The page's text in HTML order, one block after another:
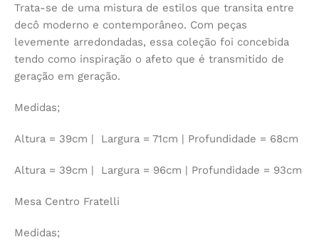
Trata-se de uma mistura de estilos que transita entre
decô moderno e contemporâneo. Com peças
levemente arredondadas, essa coleção foi concebida
tendo como inspiração o afeto que é transmitido de
geração em geração.
Medidas;
Altura = 39cm | Largura = 71cm | Profundidade = 68cm
Altura = 39cm | Largura = 96cm | Profundidade = 93cm
Mesa Centro Fratelli
Medidas;